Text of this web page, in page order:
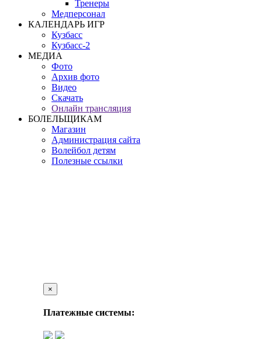
Тренеры
Медперсонал
КАЛЕНДАРЬ ИГР
Кузбасс
Кузбасс-2
МЕДИА
Фото
Архив фото
Видео
Скачать
Онлайн трансляция
БОЛЕЛЬЩИКАМ
Магазин
Администрация сайта
Волейбол детям
Полезные ссылки
×
Платежные системы: